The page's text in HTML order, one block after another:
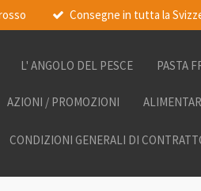
Consegne in tutta la
L' ANGOLO DEL PESCE PASTA
AZIONI / PROMOZIONI
CONDIZIONI GENERALI DI